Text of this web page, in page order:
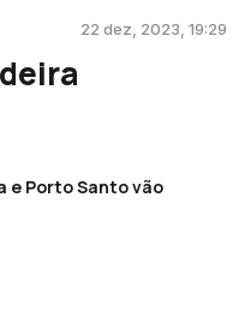
22 dez, 2023, 19:29
e Porto Santo vão